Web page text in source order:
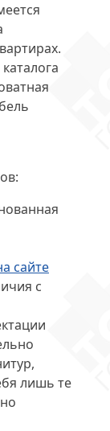
сайте
с
лишь те